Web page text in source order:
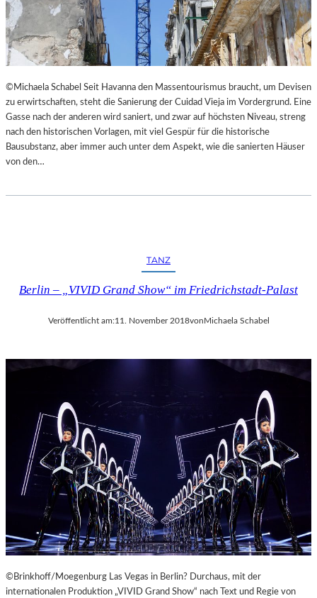
E
S
T
H
E
T
E
R
I
M
L
A
N
E
S
T
H
E
E
E
B
E
©Michaela Schabel Seit Havanna den Massentourismus braucht, um Devisen
zu erwirtschaften, steht die Sanierung der Cuidad Vieja im Vordergrund. Eine
Gasse nach der anderen wird saniert, und zwar auf höchsten Niveau, streng
nach den historischen Vorlagen, mit viel Gespür für die historische
Bausubstanz, aber immer auch unter dem Aspekt, wie die sanierten Häuser
von den…
TANZ
Berlin – „VIVID Grand Show“ im Friedrichstadt-Palast
Veröffentlicht am:11. November 2018vonMichaela Schabel
©Brinkhoff/Moegenburg Las Vegas in Berlin? Durchaus, mit der
internationalen Produktion „VIVID Grand Show“ nach Text und Regie von